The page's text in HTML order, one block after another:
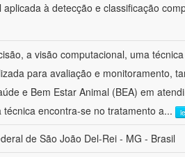
aplicada à detecção e classificação
a visão computacional, uma
para avaliação e monitoramento,
e Bem Estar Animal (BEA) em
encontra-se no tratamento a...
de São João Del-Rei - MG - Brasil